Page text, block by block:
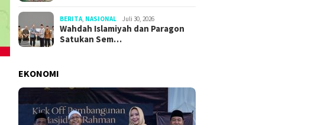
BERITA NASIONAL Juli 30, 2026
Wahdah Islamiyah dan Paragon
Satukan Sem…
EKONOMI